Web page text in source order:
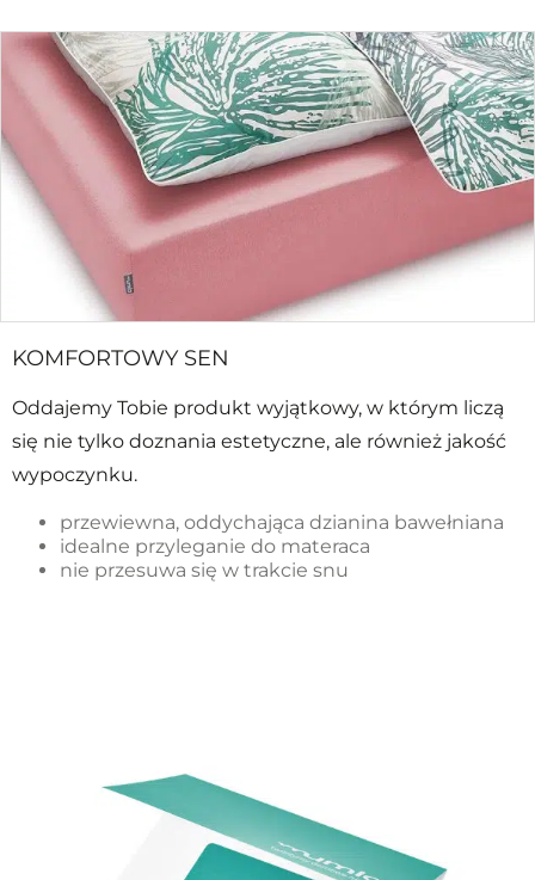
KOMFORTOWY SEN
Oddajemy Tobie produkt wyjątkowy, w którym liczą
się nie tylko doznania estetyczne, ale również jakość
wypoczynku.
przewiewna, oddychająca dzianina bawełniana
idealne przyleganie do materaca
nie przesuwa się w trakcie snu